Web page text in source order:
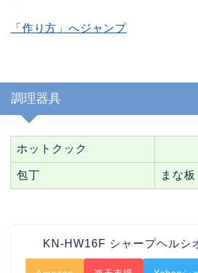
「作り方」へジャンプ
調理器具
ホットクック
包丁 まな板
KN-HW16F シャープヘルシ